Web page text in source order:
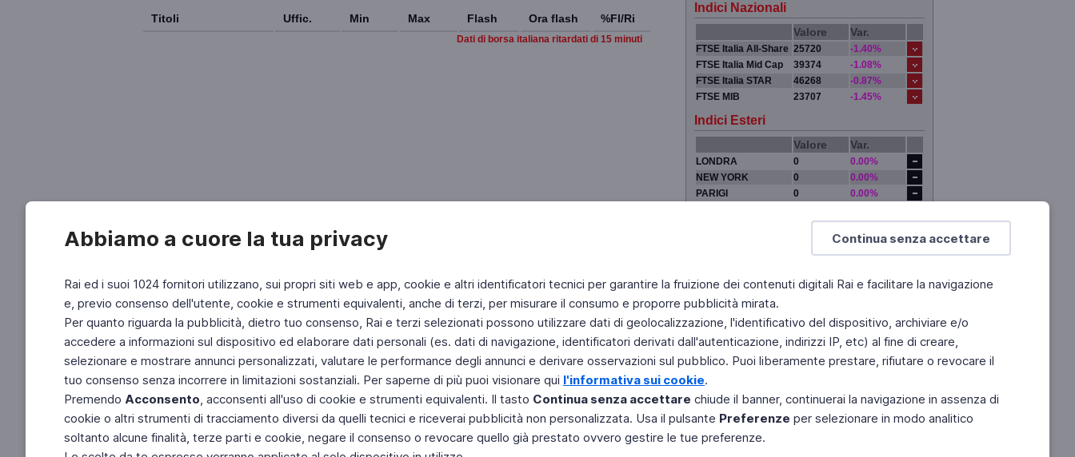
Continua senza accettare
Abbiamo a cuore la tua privacy
Rai ed i suoi 1024 fornitori utilizzano, sui propri siti web e app, cookie e altri identificatori tecnici per garantire la fruizione dei contenuti digitali Rai e facilitare la navigazione
e, previo consenso dell'utente, cookie e strumenti equivalenti, anche di terzi, per misurare il consumo e proporre pubblicità mirata.
Per quanto riguarda la pubblicità, dietro tuo consenso, Rai e terzi selezionati possono utilizzare dati di geolocalizzazione, l'identificativo del dispositivo, archiviare e/o
accedere a informazioni sul dispositivo ed elaborare dati personali (es. dati di navigazione, identificatori derivati dall'autenticazione, indirizzi IP, etc) al fine di creare,
selezionare e mostrare annunci personalizzati, valutare le performance degli annunci e derivare osservazioni sul pubblico. Puoi liberamente prestare, rifiutare o revocare il
tuo consenso senza incorrere in limitazioni sostanziali. Per saperne di più puoi visionare qui l'informativa sui cookie.
Premendo Acconsento, acconsenti all'uso di cookie e strumenti equivalenti. Il tasto Continua senza accettare chiude il banner, continuerai la navigazione in assenza di
cookie o altri strumenti di tracciamento diversi da quelli tecnici e riceverai pubblicità non personalizzata. Usa il pulsante Preferenze per selezionare in modo analitico
soltanto alcune finalità, terze parti e cookie, negare il consenso o revocare quello già prestato ovvero gestire le tue preferenze.
Titoli Uffic. Min Max Flash Ora flash %Fl/Ri
Dati di borsa italiana ritardati di 15 minuti
Indici Nazionali
Valore Var.
FTSE Italia All-Share 25720
-1.40%
FTSE Italia Mid Cap
39374
-1.08%
FTSE Italia STAR
46268
-0.87%
FTSE MIB
23707 -1.45%
Indici Esteri
Valore Var.
LONDRA 0
0.00%
NEW YORK
0
0.00%
PARIGI
0
0.00%
Fai di Televideo la tua Home Page Chi Siamo
Copyright © 2011 Rai - Tutti i diritti riservati
Engineered by RAI - Reti e Piattaforme